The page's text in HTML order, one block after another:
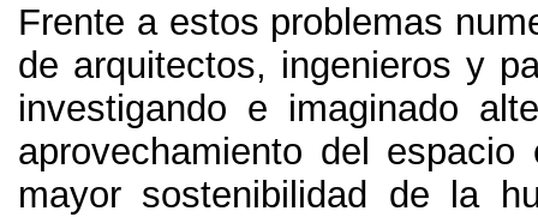
Frente a estos problemas
de arquitectos, ingenieros y
investigando e imaginado
aprovechamiento del
mayor sostenibilidad de la